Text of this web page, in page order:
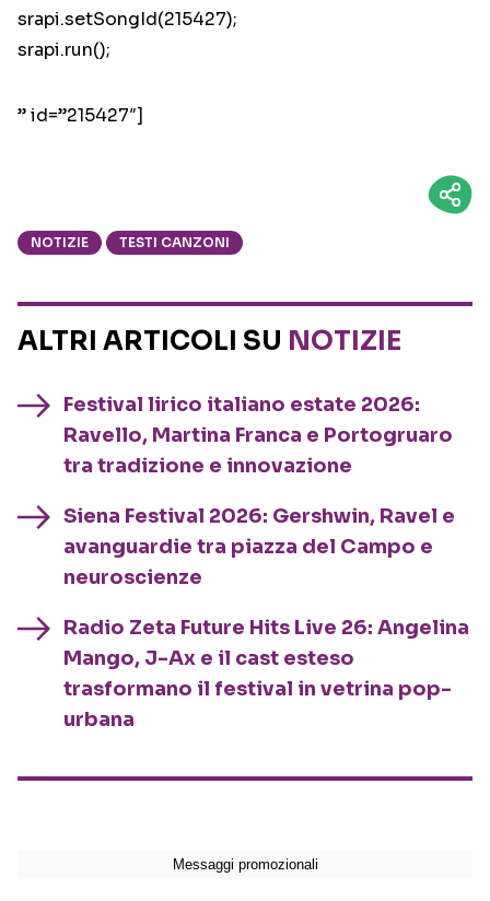
srapi.setSongId(215427);
srapi.run();
” id=”215427″]
NOTIZIE TESTI CANZONI
ALTRI ARTICOLI SU NOTIZIE
Festival lirico italiano estate 2026:
Ravello, Martina Franca e Portogruaro
tra tradizione e innovazione
Siena Festival 2026: Gershwin, Ravel e
avanguardie tra piazza del Campo e
neuroscienze
Radio Zeta Future Hits Live 26: Angelina
Mango, J-Ax e il cast esteso
trasformano il festival in vetrina pop-
urbana